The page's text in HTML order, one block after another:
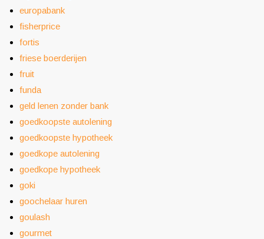
europabank
fisherprice
fortis
friese boerderijen
fruit
funda
geld lenen zonder bank
goedkoopste autolening
goedkoopste hypotheek
goedkope autolening
goedkope hypotheek
goki
goochelaar huren
goulash
gourmet